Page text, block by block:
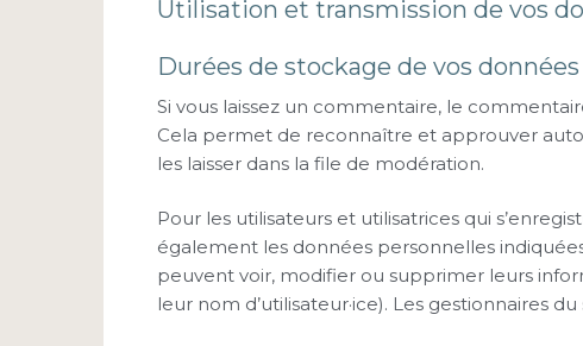
Utilisation et transmission de vos
Durées de stockage de vos données
Si vous laissez un commentaire, le
Cela permet de reconnaître et approuver
les laisser dans la file de modération.
Pour les utilisateurs et utilisatrices qui
également les données personnelles
peuvent voir, modifier ou supprimer leurs
leur nom d’utilisateur·ice). Les gestionnaires